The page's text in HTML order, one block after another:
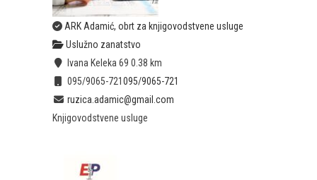
ARK Adamić, obrt za knjigovodstvene usluge
Uslužno zanatstvo
Ivana Keleka 69 0.38 km
095/9065-721095/9065-721
ruzica.adamic@gmail.com
Knjigovodstvene usluge